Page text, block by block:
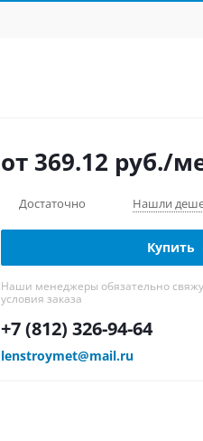
от 369.12 руб./
Достаточно Нашли
Купить
Наши менеджеры обязательно
условия заказа
+7 (812) 326-94-64
lenstroymet@mail.ru